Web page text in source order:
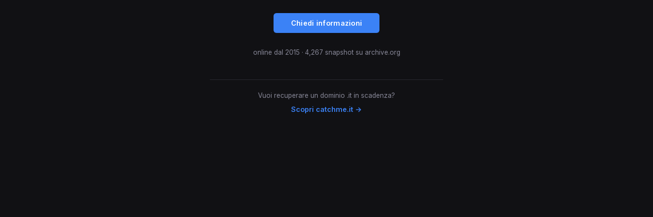
Chiedi informazioni
online dal 2015 · 4,267 snapshot su archive.org
Vuoi recuperare un dominio .it in scadenza?
Scopri catchme.it →